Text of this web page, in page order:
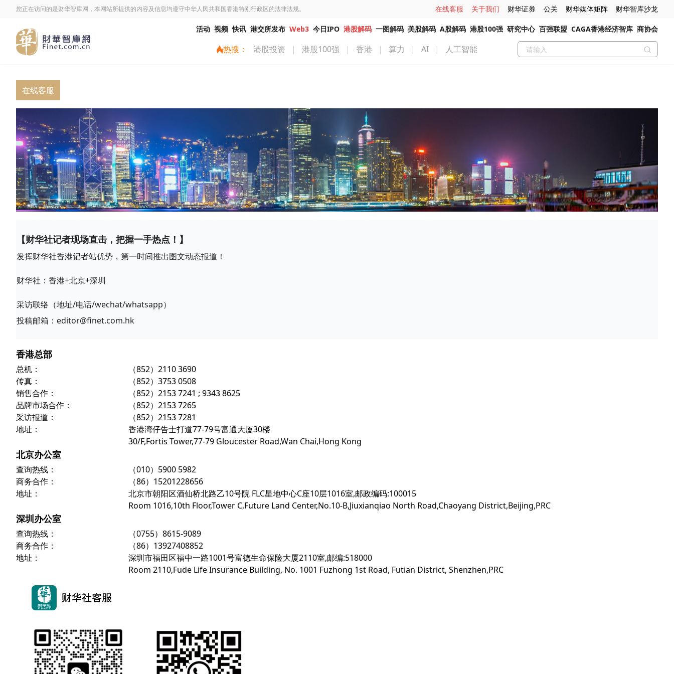
您正在访问的是财华智库网，本网站所提供的内容及信息均遵守中华人民共和国香港特别行政区的法律法规。 在线客服 关于我们 财华证券 公关 财华媒体矩阵 财华智库沙龙
活动 视频 快讯 港交所发布 Web3 今日IPO 港股解码 一图解码 美股解码 A股解码 港股100强 研究中心 百强联盟 CAGA香港经济智库 商协会
热搜： 港股投资 | 港股100强 | 香港 | 算力 | AI | 人工智能
在线客服
【财华社记者现场直击，把握一手热点！】
发挥财华社香港记者站优势，第一时间推出图文动态报道！
财华社：香港+北京+深圳
采访联络（地址/电话/wechat/whatsapp）
投稿邮箱：editor@finet.com.hk
香港总部
总机：
（852）2110 3690
传真：
（852）3753 0508
销售合作：
（852）2153 7241 ; 9343 8625
品牌市场合作：
（852）2153 7265
采访报道：
（852）2153 7281
地址：
香港湾仔告士打道77-79号富通大厦30楼
30/F,Fortis Tower,77-79 Gloucester Road,Wan Chai,Hong Kong
北京办公室
查询热线：
（010）5900 5982
商务合作：
（86）15201228656
地址：
北京市朝阳区酒仙桥北路乙10号院 FLC星地中心C座10层1016室,邮政编码:100015
Room 1016,10th Floor,Tower C,Future Land Center,No.10-B,Jiuxianqiao North Road,Chaoyang District,Beijing,PRC
深圳办公室
查询热线：
（0755）8615-9089
商务合作：
（86）13927408852
地址：
深圳市福田区福中一路1001号富德生命保险大厦2110室,邮编:518000
Room 2110,Fude Life Insurance Building, No. 1001 Fuzhong 1st Road, Futian District, Shenzhen,PRC